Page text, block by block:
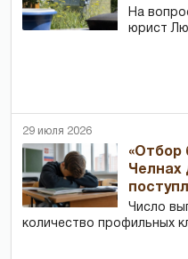
На
юрист
29 июля 2026
«Отбор
Челнах
Число
количество профильных